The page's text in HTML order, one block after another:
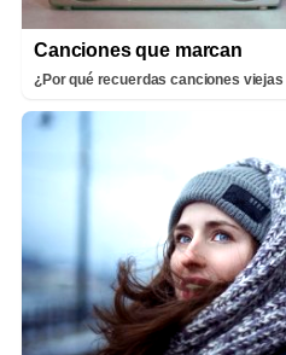
Canciones que marcan
¿Por qué recuerdas canciones